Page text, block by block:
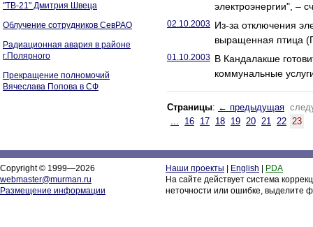
"ТВ-21" Дмитрия Швеца
Облучение сотрудников СевРАО
Радиационная авария в районе
г.Полярного
Прекращение полномочий
Вячеслава Попова в СФ
электроэнергии", –
02.10.2003 Из-за отключения
выращенная птица
01.10.2003 В Кандалакше
коммунальные
Страницы: ← предыдущая
...
16 17 18 19 20 21 22 23
Copyright © 1999—2026
webmaster@murman.ru
Размещение информации
Наши проекты English
PDA
На сайте действует система
неточности или ошибке, выделите